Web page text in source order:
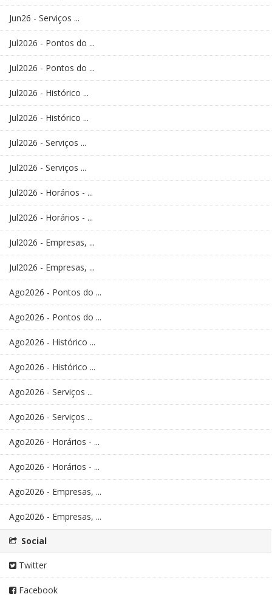
Jun26 - Serviços ...
Jul2026 - Pontos do ...
Jul2026 - Pontos do ...
Jul2026 - Histórico ...
Jul2026 - Histórico ...
Jul2026 - Serviços ...
Jul2026 - Serviços ...
Jul2026 - Horários - ...
Jul2026 - Horários - ...
Jul2026 - Empresas, ...
Jul2026 - Empresas, ...
Ago2026 - Pontos do ...
Ago2026 - Pontos do ...
Ago2026 - Histórico ...
Ago2026 - Histórico ...
Ago2026 - Serviços ...
Ago2026 - Serviços ...
Ago2026 - Horários - ...
Ago2026 - Horários - ...
Ago2026 - Empresas, ...
Ago2026 - Empresas, ...
Social
Twitter
Facebook